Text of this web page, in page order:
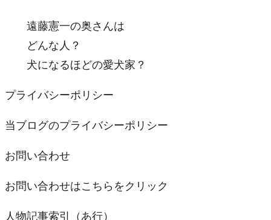
遠藤憲一の奥さんは
どんな人？
犬になるほどの愛犬家？
プライバシーポリシー
当ブログのプライバシーポリシー
お問い合わせ
お問い合わせはこちらをクリック
人物記事索引（あ行）